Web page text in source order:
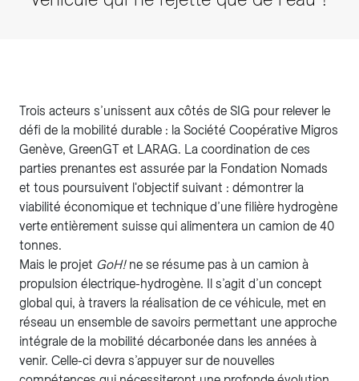
Trois acteurs s’unissent aux côtés de SIG pour relever le
défi de la mobilité durable : la Société Coopérative Migros
Genève, GreenGT et LARAG. La coordination de ces
parties prenantes est assurée par la Fondation Nomads
et tous poursuivent l'objectif suivant : démontrer la
viabilité économique et technique d’une filière hydrogène
verte entièrement suisse qui alimentera un camion de 40
tonnes.
Mais le projet GoH! ne se résume pas à un camion à
propulsion électrique-hydrogène. Il s’agit d’un concept
global qui, à travers la réalisation de ce véhicule, met en
réseau un ensemble de savoirs permettant une approche
intégrale de la mobilité décarbonée dans les années à
venir. Celle-ci devra s’appuyer sur de nouvelles